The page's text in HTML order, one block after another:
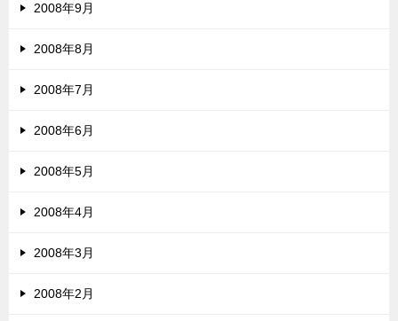
2008年9月
2008年8月
2008年7月
2008年6月
2008年5月
2008年4月
2008年3月
2008年2月